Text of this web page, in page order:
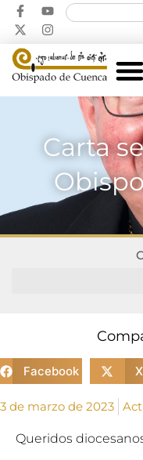
Carta
Facebook X
3 de marzo de 2023
Queridos